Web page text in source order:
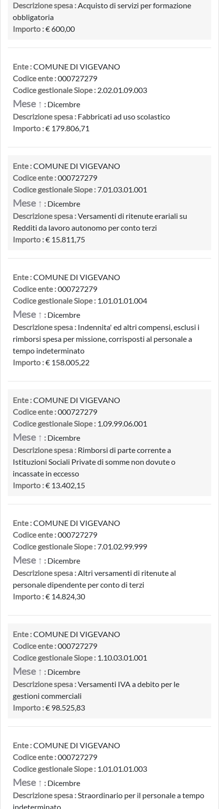
Descrizione spesa :Acquisto di servizi per formazione
obbligatoria
Importo :€ 600,00
Ente :COMUNE DI VIGEVANO
Codice ente :000727279
Codice gestionale Siope : 2.02.01.09.003
Mese ↑ : Dicembre
Descrizione spesa : Fabbricati ad uso scolastico
Importo :€ 179.806,71
Ente :COMUNE DI VIGEVANO
Codice ente :000727279
Codice gestionale Siope :7.01.03.01.001
Mese ↑ : Dicembre
Descrizione spesa :Versamenti di ritenute erariali su
Redditi da lavoro autonomo per conto terzi
Importo :€ 15.811,75
Ente :COMUNE DI VIGEVANO
Codice ente :000727279
Codice gestionale Siope : 1.01.01.01.004
Mese ↑ : Dicembre
Descrizione spesa : Indennita' ed altri compensi, esclusi i
rimborsi spesa per missione, corrisposti al personale a
tempo indeterminato
Importo :€ 158.005,22
Ente :COMUNE DI VIGEVANO
Codice ente :000727279
Codice gestionale Siope : 1.09.99.06.001
Mese ↑ : Dicembre
Descrizione spesa : Rimborsi di parte corrente a
Istituzioni Sociali Private di somme non dovute o
incassate in eccesso
Importo :€ 13.402,15
Ente :COMUNE DI VIGEVANO
Codice ente :000727279
Codice gestionale Siope :7.01.02.99.999
Mese ↑ : Dicembre
Descrizione spesa :Altri versamenti di ritenute al
personale dipendente per conto di terzi
Importo :€ 14.824,30
Ente :COMUNE DI VIGEVANO
Codice ente :000727279
Codice gestionale Siope : 1.10.03.01.001
Mese ↑ : Dicembre
Descrizione spesa :Versamenti IVA a debito per le
gestioni commerciali
Importo :€ 98.525,83
Ente :COMUNE DI VIGEVANO
Codice ente :000727279
Codice gestionale Siope : 1.01.01.01.003
Mese ↑ : Dicembre
Descrizione spesa :Straordinario per il personale a tempo
indeterminato